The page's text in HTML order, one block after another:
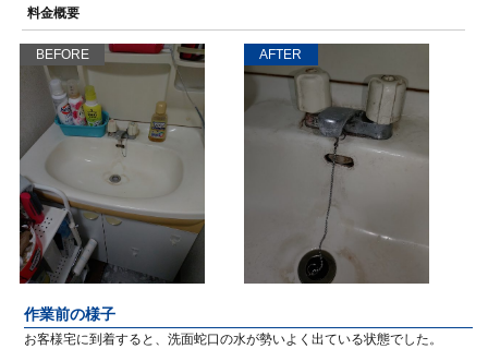
料金概要
BEFORE AFTER
作業前の様子
お客様宅に到着すると、洗面蛇口の水が勢いよく出ている状態でした。